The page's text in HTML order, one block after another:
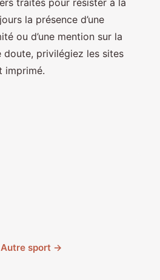
traités pour résister à la
la présence d’une
ou d’une mention sur la
doute, privilégiez les sites
imprimé.
sport →